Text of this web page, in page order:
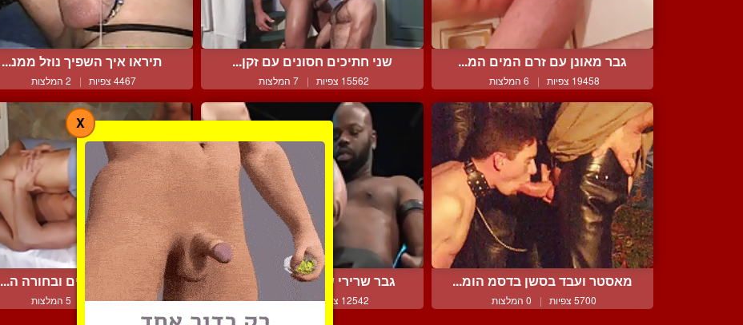
גבר מאונן עם זרם המים המ...
19458 צפיות | 6 המלצות
שני חתיכים חסונים עם זקן...
15562 צפיות | 7 המלצות
תיראו איך השפיך נוזל ממנ...
4467 צפיות | 2 המלצות
מאסטר ועבד בסשן בדסמ הומ...
5700 צפיות | 0 המלצות
גבר שרירי שחור והכלבלב ה...
12542 צפיות | 2 המלצות
שני חברים טובים ובחורה ה...
8922 צפיות | 5 המלצות
X